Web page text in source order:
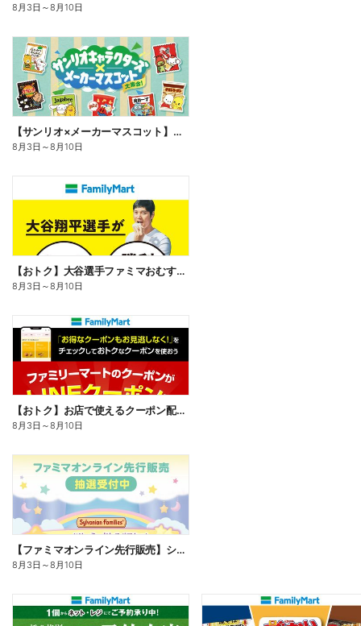
8月3日 ～8月10日
【サンリオ×メーカーマスコット】オリジナルグッズ貰える!
8月3日 ～8月10日
【おトク】大谷選手ファミマおむすび割
8月3日 ～8月10日
【おトク】お店で使えるクーポン配信中
8月3日 ～8月10日
【ファミマオンライン先行販売】シルバニアファミリー
8月3日 ～8月10日